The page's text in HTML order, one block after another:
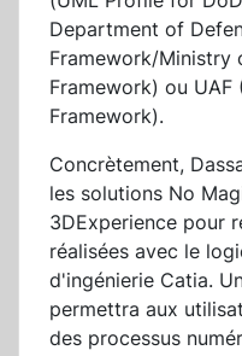
Department of
Framework/Ministry
Framework) ou
Framework).
Concrètement,
les solutions No
3DExperience pour
réalisées avec le
d'ingénierie Catia.
permettra aux
des processus